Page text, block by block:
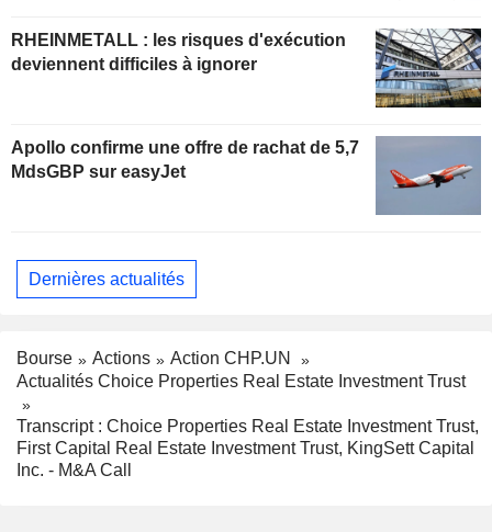
RHEINMETALL : les risques d'exécution
deviennent difficiles à ignorer
Apollo confirme une offre de rachat de 5,7
MdsGBP sur easyJet
Dernières actualités
Bourse Actions
Action CHP.UN
Actualités Choice Properties Real Estate Investment Trust
Transcript : Choice Properties Real Estate Investment Trust,
First Capital Real Estate Investment Trust, KingSett Capital
Inc. - M&A Call